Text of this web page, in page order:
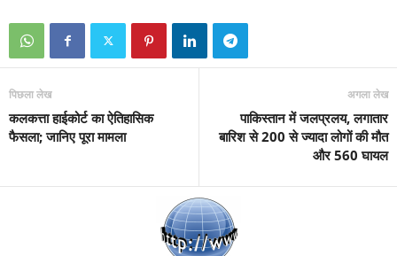
पिछला लेख
कलकत्ता हाईकोर्ट का ऐतिहासिक
फैसला; जानिए पूरा मामला
अगला लेख
पाकिस्तान में जलप्रलय, लगातार
बारिश से 200 से ज्यादा लोगों की मौत
और 560 घायल